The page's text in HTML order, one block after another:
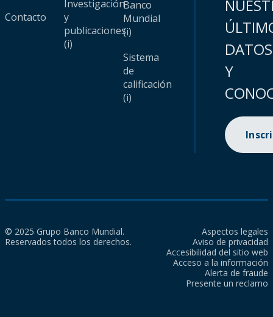
Contacto
Investigación
y
publicaciones
(i)
Banco
Mundial
(i)
Sistema
de
calificación
(i)
DATOS
Y
© 2025 Grupo Banco Mundial.
Reservados todos los derechos.
Aspectos legales
Aviso de privacidad
Accesibilidad del sitio web
Acceso a la información
Alerta de fraude
Presente un reclamo